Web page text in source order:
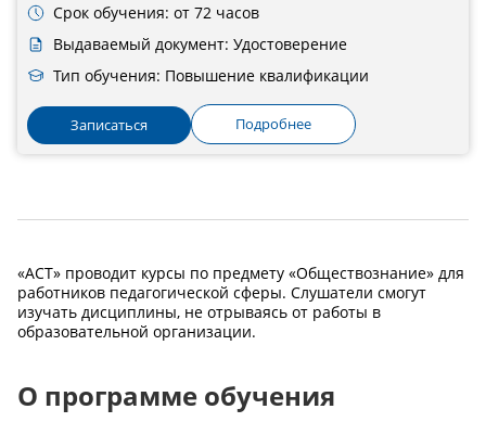
Срок обучения: от 72 часов
Выдаваемый документ: Удостоверение
Тип обучения: Повышение квалификации
Записаться Подробнее
«АСТ» проводит курсы по предмету «Обществознание» для
работников педагогической сферы. Слушатели смогут
изучать дисциплины, не отрываясь от работы в
образовательной организации.
О программе обучения